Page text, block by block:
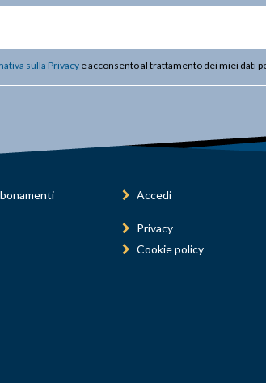
sulla Privacye acconsento al trattamento dei miei dati
Accedi
Privacy
Cookie policy